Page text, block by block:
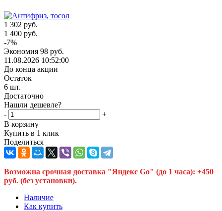
1 302 руб.
1 400 руб.
-7%
Экономия 98 руб.
11.08.2026 10:52:00
До конца акции
Остаток
6 шт.
Достаточно
Нашли дешевле?
-
+
В корзину
Купить в 1 клик
Поделиться
Возможна срочная доставка "Яндекс Go" (до 1 часа): +450
руб. (без установки).
Наличие
Как купить